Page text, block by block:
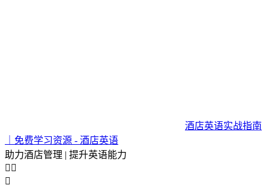
酒店英语实战指南
｜免费学习资源 - 酒店英语
助力酒店管理 | 提升英语能力
 
